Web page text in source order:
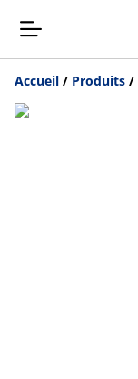
Accueil / Produits /